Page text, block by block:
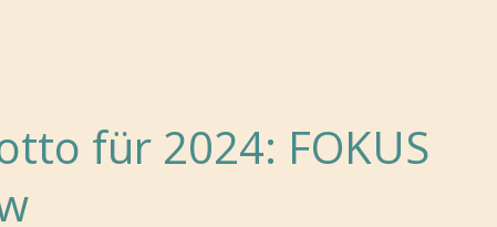
für 2024: FOKUS